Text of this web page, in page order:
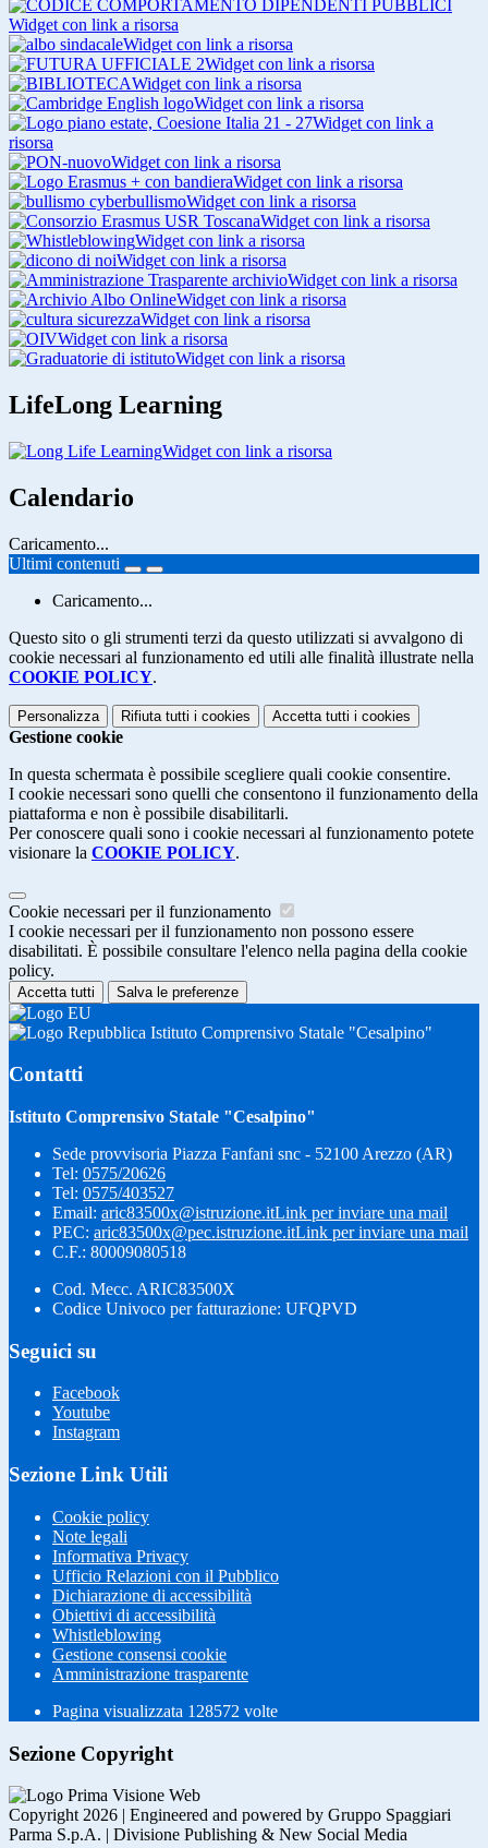
Widget con link a risorsa
Widget con link a risorsa
Widget con link a risorsa
Widget con link a risorsa
Widget con link a risorsa
Widget con link a
risorsa
Widget con link a risorsa
Widget con link a risorsa
Widget con link a risorsa
Widget con link a risorsa
Widget con link a risorsa
Widget con link a risorsa
Widget con link a risorsa
Widget con link a risorsa
Widget con link a risorsa
Widget con link a risorsa
Widget con link a risorsa
LifeLong Learning
Widget con link a risorsa
Calendario
Caricamento...
Ultimi contenuti
Caricamento...
Questo sito o gli strumenti terzi da questo utilizzati si avvalgono di
cookie necessari al funzionamento ed utili alle finalità illustrate nella
COOKIE POLICY.
Personalizza Rifiuta tutti i cookies Accetta tutti i cookies
Gestione cookie
In questa schermata è possibile scegliere quali cookie consentire.
I cookie necessari sono quelli che consentono il funzionamento della
piattaforma e non è possibile disabilitarli.
Per conoscere quali sono i cookie necessari al funzionamento potete
visionare la COOKIE POLICY.
Cookie necessari per il funzionamento
I cookie necessari per il funzionamento non possono essere
disabilitati. È possibile consultare l'elenco nella pagina della cookie
policy.
Accetta tutti Salva le preferenze
Istituto Comprensivo Statale "Cesalpino"
Contatti
Istituto Comprensivo Statale "Cesalpino"
Sede provvisoria Piazza Fanfani snc - 52100 Arezzo (AR)
Tel: 0575/20626
Tel: 0575/403527
Email: aric83500x@istruzione.itLink per inviare una mail
PEC: aric83500x@pec.istruzione.itLink per inviare una mail
C.F.: 80009080518
Cod. Mecc. ARIC83500X
Codice Univoco per fatturazione: UFQPVD
Seguici su
Facebook
Youtube
Instagram
Sezione Link Utili
Cookie policy
Note legali
Informativa Privacy
Ufficio Relazioni con il Pubblico
Dichiarazione di accessibilità
Obiettivi di accessibilità
Whistleblowing
Gestione consensi cookie
Amministrazione trasparente
Pagina visualizzata 128572 volte
Sezione Copyright
Copyright 2026 | Engineered and powered by Gruppo Spaggiari
Parma S.p.A. | Divisione Publishing & New Social Media